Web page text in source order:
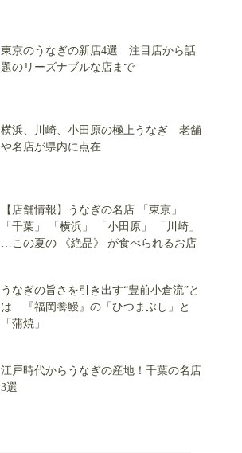
東京のうなぎの新店4選 注目店から話
題のリーズナブルな店まで
横浜、川崎、小田原の極上うなぎ 老舗
や名店が県内に点在
【店舗情報】うなぎの名店 「東京」
「千葉」 「横浜」 「小田原」 「川崎」
…この夏の 《絶品》 が食べられるお店
うなぎの旨さを引き出す“豊前小倉流”と
は 『福岡養鰻』の「ひつまぶし」と
「蒲焼」
江戸時代からうなぎの産地！千葉の名店
3選